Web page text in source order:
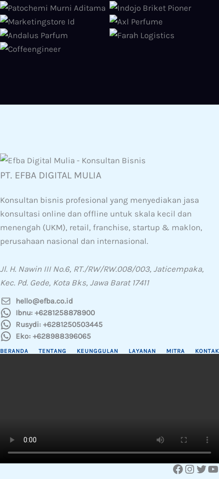
PT. EFBA DIGITAL MULIA
Konsultan bisnis profesional yang menyediakan jasa
konsultasi online dan offline untuk skala kecil dan
menengah (UKM), retail, franchise, startup & maklon,
perusahaan nasional dan internasional.
Jl. H. Nawin III No.6, RT./RW/RW.008/003, Jaticempaka,
Kec. Pd. Gede, Kota Bks, Jawa Barat 17411
hello@efba.co.id
Ibnu: +6281258878900
Rusydi: +6281250503445
Eko: +628988396065
BERANDA TENTANG KEUNGGULAN LAYANAN MITRA KONTAK
Facebook Instagram Twitter YouTube